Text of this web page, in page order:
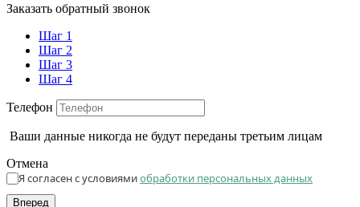
Заказать обратный звонок
Шаг 1
Шаг 2
Шаг 3
Шаг 4
Телефон
Ваши данные никогда не будут переданы третьим лицам
Отмена
Я согласен с условиямиобработки персональных данных
Вперед